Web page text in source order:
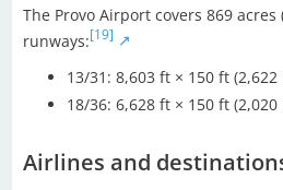
The Provo Airport covers 869 acres
runways:[19]
13/31: 8,603 ft × 150 ft
18/36: 6,628 ft × 150 ft
Airlines and